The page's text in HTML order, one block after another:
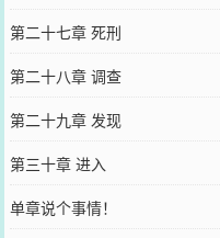
第二十七章 死刑
第二十八章 调查
第二十九章 发现
第三十章 进入
单章说个事情！